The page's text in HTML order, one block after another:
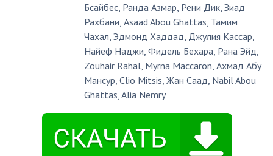
Бсайбес, Ранда Азмар, Рени Дик,Зиад
Рахбани,Asaad Abou Ghattas, Тамим
Чахал,Эдмонд Хаддад, Джулия Кассар,
Найеф Наджи,Фидель Бехара, Рана Эйд,
Zouhair Rahal, Myrna Maccaron,Ахмад Абу
Мансур,Clio Mitsis,Жан Саад, Nabil Abou
Ghattas,Alia Nemry